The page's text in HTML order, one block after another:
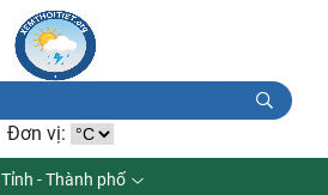
Đơn vị:
Tỉnh - Thành phố